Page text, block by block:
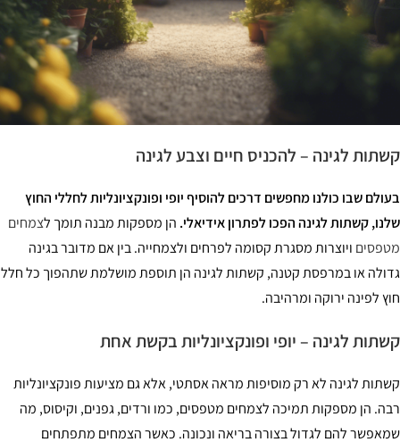
לגינה – להכניס חיים וצבע לגינה
שבו כולנו מחפשים דרכים להוסיף יופי ופונקציונליות לחללי החוץ
קשתות לגינה הפכו לפתרון אידיאלי.הן מספקות מבנה תומך לצמחים
ויוצרות מסגרת קסומה לפרחים ולצמחייה. בין אם מדובר בגינה
או במרפסת קטנה, קשתות לגינה הן תוספת מושלמת שתהפוך כל חלל
לפינה ירוקה ומרהיבה.
לגינה – יופי ופונקציונליות בקשת אחת
לגינה לא רק מוסיפות מראה אסתטי, אלא גם מציעות פונקציונליות
הן מספקות תמיכה לצמחים מטפסים, כמו ורדים, גפנים, וקיסוס, מה
להם לגדול בצורה בריאה ונכונה. כאשר הצמחים מתפתחים